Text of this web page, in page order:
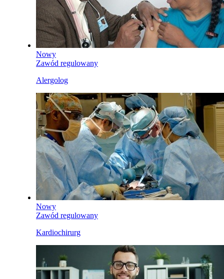
Nowy
Zawód regulowany
Alergolog
Nowy
Zawód regulowany
Kardiochirurg